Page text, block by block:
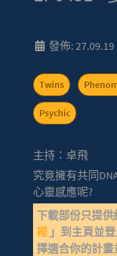
發佈: 27.09.19
Twins
Psychic
主持：卓飛
究竟擁有共同
心靈感應呢?
下載部份只提
裡 」到主頁並
擇適合你的計畫